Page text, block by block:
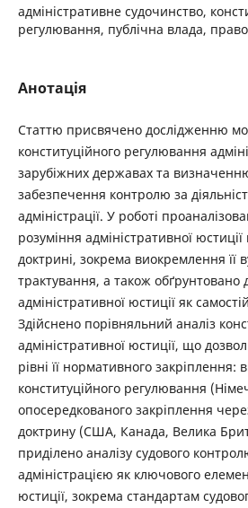
адміністративне судочинство,
регулювання, публічна влада,
Анотація
Статтю присвячено дослідженню
конституційного регулювання
зарубіжних державах та
забезпечення контролю за
адміністрації. У роботі
розуміння адміністративної
доктрині, зокрема виокремлення її
трактування, а також обґрунтовано
адміністративної юстиції як
Здійснено порівняльний аналіз
адміністративної юстиції, що
рівні її нормативного закріплення:
конституційного регулювання
опосередкованого закріплення
доктрину (США, Канада, Велика
приділено аналізу судового
адміністрацією як ключового
юстиції, зокрема стандартам